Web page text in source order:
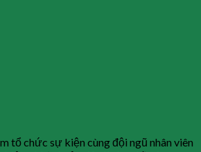
tổ chức sự kiện cùng đội ngũ nhân viên